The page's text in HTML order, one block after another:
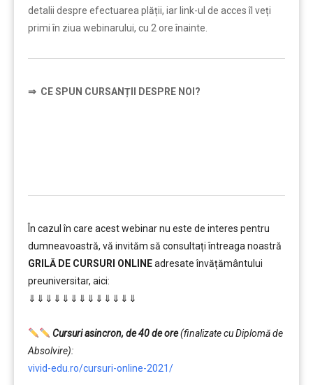
detalii despre efectuarea plății, iar link-ul de acces îl veți
primi în ziua webinarului, cu 2 ore înainte.
⇒ CE SPUN CURSANȚII DESPRE NOI?
În cazul în care acest webinar nu este de interes pentru
dumneavoastră, vă invităm să consultați întreaga noastră
GRILĂ DE CURSURI ONLINEadresate învățământului
preuniversitar, aici:
⇓⇓⇓⇓⇓⇓⇓⇓⇓⇓⇓⇓⇓
Cursuri asincron, de 40 de ore(finalizate cu Diplomă de
Absolvire):
vivid-edu.ro/cursuri-online-2021/